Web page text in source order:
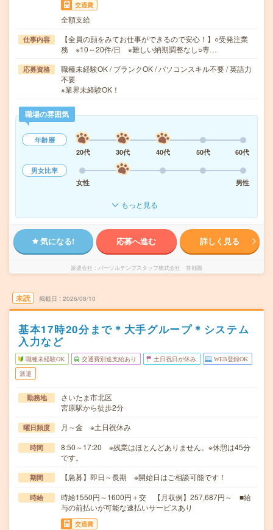
交通費
全額支給
仕事内容
【全員の顔をみてお仕事ができるので安心！】○受発注業
務 ※10～20件/日 ※難しい納期調整なし○専…
応募資格
職種未経験OK / ブランクOK / パソコンスキル不要 / 英語力
不要
※業界未経験OK！
職場の雰囲気
年齢層
20代
30代 40代 50代
60代
男女比率
女性
男性
もっと見る
気になる! 応募へ進む 詳しく見る
派遣会社 パーソルテンプスタッフ株式会社 首都圏
未読 掲載日 2026/08/10
基本17時20分まで＊大手グループ＊システム
入力など
職種未経験OK 交通費別途支給あり 土日祝日が休み WEB登録OK
派遣
勤務地
さいたま市北区
宮原駅から徒歩2分
曜日頻度 月～金 ※土日祝休み
時間
8:50～17:20 ※残業はほとんどありません。※休憩は45分
です。
期間 【急募】即日～長期 ※開始日はご相談可能です！
時給
時給1550円～1600円＋交 【月収例】257,687円～ ■給
与の前払いが可能な速払いサービスあり
交通費